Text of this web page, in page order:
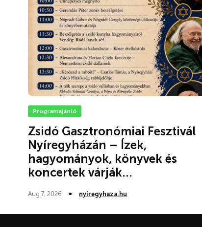
Programajánló
Zsidó Gasztronómiai Fesztivál
Nyíregyházán – Ízek,
hagyományok, könyvek és
koncertek várják...
Aug 7, 2026 nyiregyhaza.hu